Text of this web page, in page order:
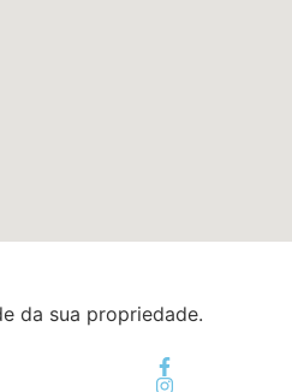
da sua propriedade.